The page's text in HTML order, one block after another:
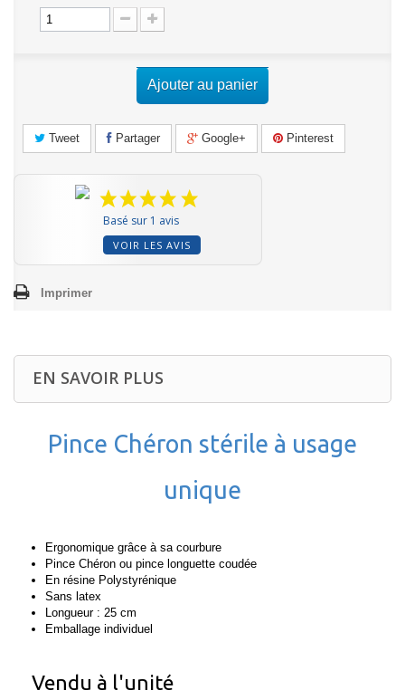
Ajouter au panier
Tweet Partager Google+ Pinterest
Basé sur 1 avis
VOIR LES AVIS
Imprimer
EN SAVOIR PLUS
Pince Chéron stérile à usage
unique
Ergonomique grâce à sa courbure
Pince Chéron ou pince longuette coudée
En résine Polystyrénique
Sans latex
Longueur : 25 cm
Emballage individuel
Vendu à l'unité